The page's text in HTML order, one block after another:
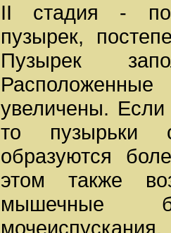
II стадия -
пузырек,
Пузырек
увеличены. Если
то пузырьки
образуются
этом также
мышечные
мочеиспускания.